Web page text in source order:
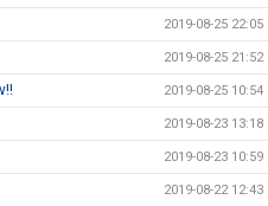
2019-08-25 22:05
2019-08-25 21:52
2019-08-25 10:54
2019-08-23 13:18
2019-08-23 10:59
2019-08-22 12:43